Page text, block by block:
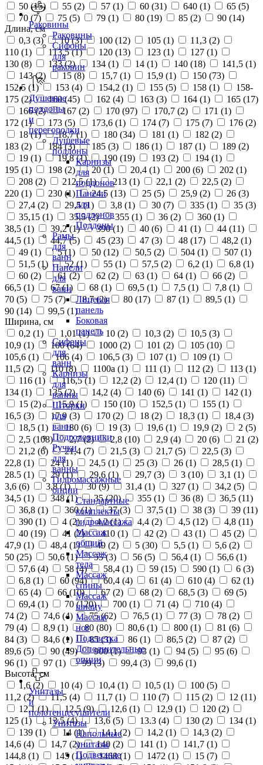
Раковины
Раковины
Сифоны
для
раковин
Душевые
поддоны
и
перегородки
Душевые
поддоны
Карнизы
для
поддонов
Панели
для
поддонов
Поддоны
Рамы
для
ванн
Панели
для
ванн
Лицевая
панель
Боковая
панель
Сифоны
для
ванн
Карнизы
для
ванны
Шторки
для
ванн
Подголовники
Ручки
для
ванны
Гидромассажные
опции
Стандартные
комплекты
гидромассажа
Массаж
общий
Массаж
тела
Массаж
спины
Массаж
шиацу
Массаж
ног
Подсветка
Дополнительные
опции
Унитазы
и
полотенцесушители
Унитазы
Напольные
унитазы
Подвесные
50 (15) 55 (2) 57 (1) 60 (31) 640 (1) 65 (5)
70 (7) 75 (5) 79 (1) 80 (19) 85 (2) 90 (14)
Длина, см
0,3 (3) 10 (3) 100 (12) 105 (1) 11,3 (2)
110 (1) 113,5 (1) 120 (13) 123 (1) 127 (1)
130 (8) 133 (2) 134 (1) 14 (1) 140 (18) 141,5 (1)
143 (2) 15 (8) 15,7 (1) 15,9 (1) 150 (73)
152,5 (1) 153 (4) 154,2 (1) 155 (5) 158 (1)
158-
175 (2) 160 (45) 162 (4) 163 (3) 164 (1) 165 (17)
166 (2) 167 (2) 170 (97) 170,7 (2) 171 (1)
172 (1) 173 (5) 173,6 (1) 174 (7) 175 (7) 176 (2)
18 (1) 18,7 (1) 180 (34) 181 (1) 182 (2)
183 (2) 184 (3) 185 (3) 186 (1) 187 (1) 189 (2)
19 (1) 19,8 (1) 190 (19) 193 (2) 194 (1)
195 (1) 198 (2) 20 (1) 20,4 (1) 200 (6) 202 (1)
208 (2) 212,5 (1) 213 (1) 22,1 (2) 22,5 (2)
220 (1) 230 (1) 24,5 (13) 25 (5) 25,9 (2) 26 (3)
27,4 (2) 29,5 (1) 3,8 (1) 30 (7) 335 (1) 35 (3)
35,15 (1) 35,5 (2) 355 (1) 36 (2) 360 (1)
38,5 (1) 39,2 (1) 390 (1) 40 (6) 41 (1) 44 (11)
44,5 (1) 44,7 (5) 45 (23) 47 (3) 48 (17) 48,2 (1)
49 (1) 5 (1) 50 (12) 50,5 (2) 504 (1) 507 (1)
51,5 (1) 52 (1) 55 (1) 57,5 (2) 6,2 (1) 6,8 (1)
60 (2) 61 (2) 62 (2) 63 (1) 64 (1) 66 (2)
66,5 (1) 67 (1) 68 (1) 69,5 (1) 7,5 (1) 7,8 (1)
70 (5) 75 (7) 8,7 (2) 80 (17) 87 (1) 89,5 (1)
90 (14) 99,5 (1)
Ширина, см
0,2 (1) 1,01 (1) 10 (2) 10,3 (2) 10,5 (3)
10,9 (1) 100 (64) 1000 (2) 101 (2) 105 (10)
105,6 (1) 106 (4) 106,5 (3) 107 (1) 109 (1)
11,5 (2) 110 (8) 1100а (1) 111 (1) 112 (2) 113 (1)
116 (1) 116,5 (1) 12,2 (2) 12,4 (1) 120 (11)
134 (1) 135 (2) 14,2 (4) 140 (6) 141 (1) 142 (1)
15 (2) 15,9 (1) 150 (10) 152,5 (1) 155 (1)
16,5 (3) 17,9 (3) 170 (2) 18 (2) 18,3 (1) 18,4 (3)
18,5 (1) 180 (6) 19 (3) 19,6 (1) 19,9 (2) 2 (5)
2,5 (108) 2,7 (2) 2,8 (10) 2,9 (4) 20 (6) 21 (2)
21,2 (6) 21,4 (7) 21,5 (3) 21,7 (5) 22,5 (3)
22,8 (1) 24 (1) 24,5 (1) 25 (3) 26 (1) 28,5 (1)
28.5 (1) 29 (1) 29,6 (1) 29,7 (3) 3 (10) 3,1 (1)
3,6 (6) 3,8 (1) 30 (9) 31,4 (1) 327 (1) 34,2 (5)
34,5 (1) 348 (1) 35 (20) 355 (1) 36 (8) 36,5 (11)
36,8 (1) 360 (1) 37 (3) 37,5 (1) 38 (3) 39 (11)
390 (1) 4 (2) 4,2 (1) 4,4 (2) 4,5 (12) 4,8 (11)
40 (19) 41 (2) 410 (1) 42 (2) 43 (1) 45 (2)
47,9 (1) 48,4 (1) 49 (2) 5 (30) 5,5 (1) 5,6 (2)
50 (25) 50,6 (1) 55 (3) 56 (5) 56,4 (1) 56,6 (1)
57,6 (4) 58 (4) 58,4 (1) 59 (15) 590 (1) 6 (3)
6,8 (1) 60 (94) 60,4 (4) 61 (4) 610 (4) 62 (1)
65 (4) 66 (10) 67 (2) 68 (2) 68,5 (3) 69 (5)
69,4 (1) 70 (120) 700 (1) 71 (4) 710 (4)
74 (2) 74,6 (4) 75 (62) 76,5 (1) 77 (3) 78 (2)
79 (4) 8,9 (1) 80 (80) 80,6 (1) 800 (1) 81 (6)
84 (3) 84,6 (1) 85 (3) 86 (1) 86,5 (2) 87 (2)
89,6 (5) 90 (49) 900 (1) 93 (1) 94 (5) 95 (6)
96 (1) 97 (1) 99 (3) 99,4 (3) 99,6 (1)
Высота, см
1,6 (2) 10 (4) 10,4 (1) 10,5 (1) 100 (5)
11,2 (2) 11,5 (4) 11,7 (1) 110 (7) 115 (2) 12 (11)
12,1 (1) 12,5 (9) 12,6 (1) 12,9 (1) 120 (2)
125 (1) 13,5 (4) 13,6 (5) 13.3 (4) 130 (2) 134 (1)
139 (1) 14 (1) 14,1 (2) 14,2 (1) 14,3 (2)
14,6 (4) 14,7 (2) 140 (2) 141 (1) 141,7 (1)
144,8 (1) 145 (1) 1468 (1) 1472 (1) 15 (7)